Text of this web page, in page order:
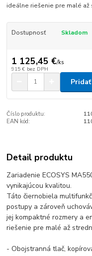
ideálne riešenie pre malé až
Dostupnosť Skladom
1 125,45 €/ks
915 € bez DPH
Číslo produktu:
EAN kód:
Detail produktu
Zariadenie ECOSYS
vynikajúcou kvalitou.
Táto čiernobiela
postupy a zároveň
jej kompaktné rozmery a
riešenie pre malé až
- Obojstranná tlač,